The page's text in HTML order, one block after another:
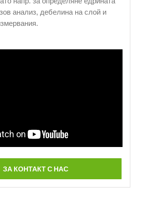
анализ, дебелина на слой и
ЗА КОНТАКТ С НАС